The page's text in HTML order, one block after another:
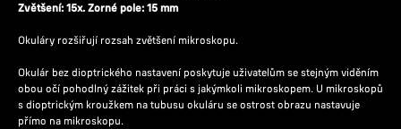
Zvětšení: 15x. Zorné pole: 15 mm
Okuláry rozšiřují rozsah zvětšení mikroskopu.
Okulár bez dioptrického nastavení poskytuje uživatelům se stejným viděním
obou očí pohodlný zážitek při práci s jakýmkoli mikroskopem. U mikroskopů
s dioptrickým kroužkem na tubusu okuláru se ostrost obrazu nastavuje
přímo na mikroskopu.